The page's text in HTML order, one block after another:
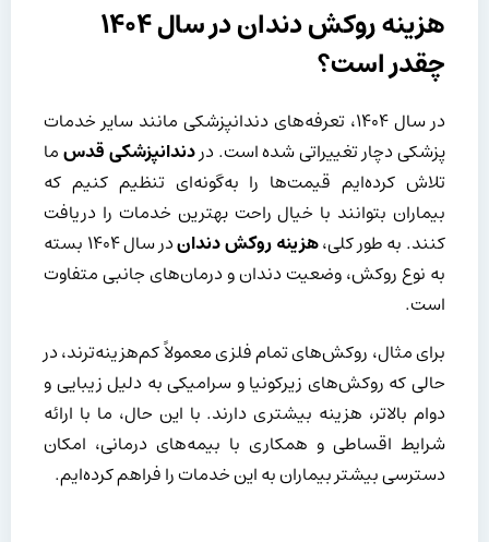
هزینه روکش دندان در سال ۱۴۰۴
چقدر است؟
در سال ۱۴۰۴، تعرفه‌های دندانپزشکی مانند سایر خدمات
پزشکی دچار تغییراتی شده است. دردندانپزشکی قدسما
تلاش کرده‌ایم قیمت‌ها را به‌گونه‌ای تنظیم کنیم که
بیماران بتوانند با خیال راحت بهترین خدمات را دریافت
کنند. به طور کلی،هزینه روکش دندان
در سال ۱۴۰۴ بسته
به نوع روکش، وضعیت دندان و درمان‌های جانبی متفاوت
است.
برای مثال، روکش‌های تمام فلزی معمولاً کم‌هزینه‌ترند، در
حالی که روکش‌های زیرکونیا و سرامیکی به دلیل زیبایی و
دوام بالاتر، هزینه بیشتری دارند. با این حال، ما با ارائه
شرایط اقساطی و همکاری با بیمه‌های درمانی، امکان
دسترسی بیشتر بیماران به این خدمات را فراهم کرده‌ایم.